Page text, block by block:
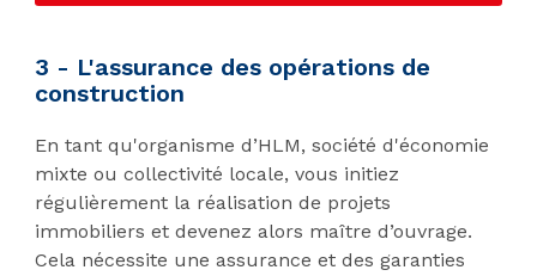
3 - L'assurance des opérations de
construction
En tant qu'organisme d’HLM, société d'économie
mixte ou collectivité locale, vous initiez
régulièrement la réalisation de projets
immobiliers et devenez alors maître d’ouvrage.
Cela nécessite une assurance et des garanties